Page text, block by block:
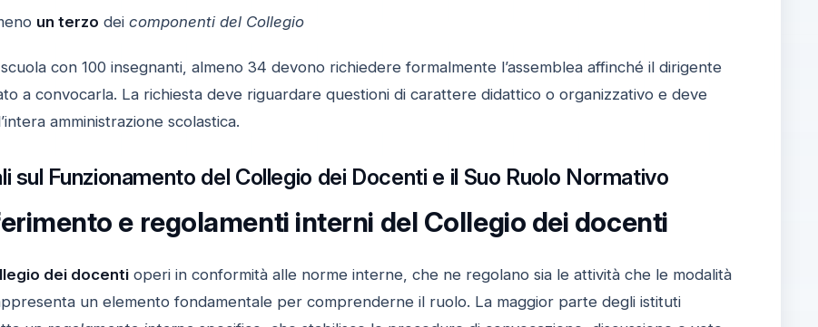
un terzo dei componenti del Collegio
con 100 insegnanti, almeno 34 devono richiedere formalmente l’assemblea affinché il dirigente
a convocarla. La richiesta deve riguardare questioni di carattere didattico o organizzativo e deve
amministrazione scolastica.
sul Funzionamento del Collegio dei Docenti e il Suo Ruolo Normativo
e regolamenti interni del Collegio dei docenti
dei docentioperi in conformità alle norme interne, che ne regolano sia le attività che le modalità
un elemento fondamentale per comprenderne il ruolo. La maggior parte degli istituti